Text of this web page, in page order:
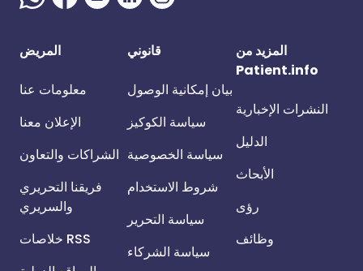
المريض
معلومات عنا
الإعلان معنا
الشراكات والتعاون
فريقنا التحريري
والسريري
خلاصات RSS
قانوني
بيان إمكانية الوصول
سياسة الكوكيز
سياسة الخصوصية
شروط الاستخدام
سياسة التحرير
سياسة الشركاء
المزيد من
Patient.info
النشرات الإخبارية
الدليل
الأبحاث
رؤى
وظائف